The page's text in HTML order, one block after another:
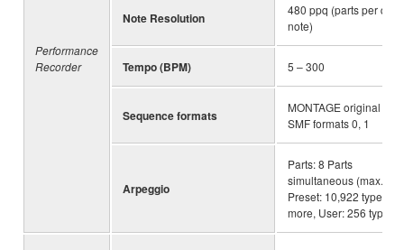
Performance
Recorder
Note Resolution
480 ppq (parts per
note)
Tempo (BPM) 5 – 300
Sequence formats
MONTAGE original
SMF formats 0, 1
Arpeggio
Parts: 8 Parts
simultaneous (max.),
Preset: 10,922 types or
more, User: 256 types